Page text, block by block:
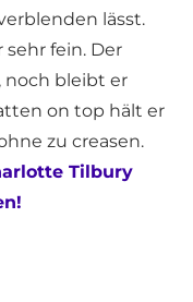
lässt.
fein. Der
noch bleibt er
on top hält er
zu creasen.
Tilbury